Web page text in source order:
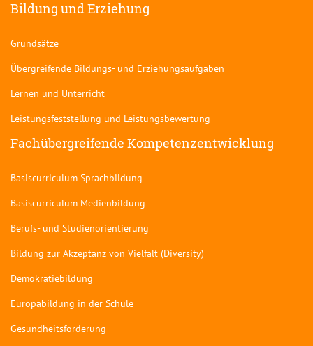
Bildung und Erziehung
Grundsätze
Übergreifende Bildungs- und Erziehungsaufgaben
Lernen und Unterricht
Leistungsfeststellung und Leistungsbewertung
Fachübergreifende Kompetenzentwicklung
Basiscurriculum Sprachbildung
Basiscurriculum Medienbildung
Berufs- und Studienorientierung
Bildung zur Akzeptanz von Vielfalt (Diversity)
Demokratiebildung
Europabildung in der Schule
Gesundheitsförderung